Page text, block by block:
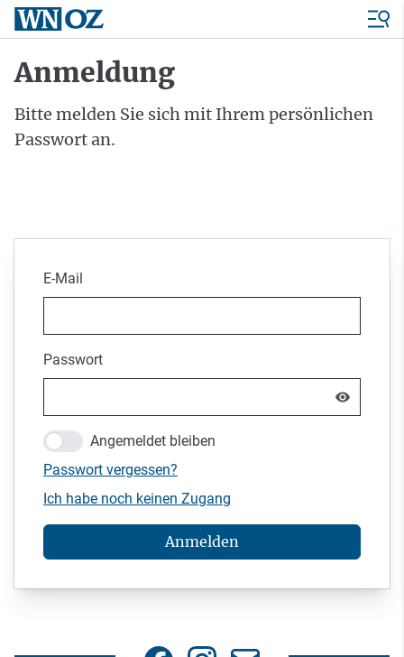
Anmeldung
Bitte melden Sie sich mit Ihrem persönlichen
Passwort an.
E-Mail
Passwort
Angemeldet bleiben
Passwort vergessen?
Ich habe noch keinen Zugang
Anmelden